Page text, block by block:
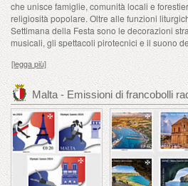
che unisce famiglie, comunità locali e
religiosità popolare. Oltre alle funzioni
Settimana della Festa sono le decorazioni
musicali, gli spettacoli pirotecnici e il suono
[legga più]
Malta - Emissioni di francobolli